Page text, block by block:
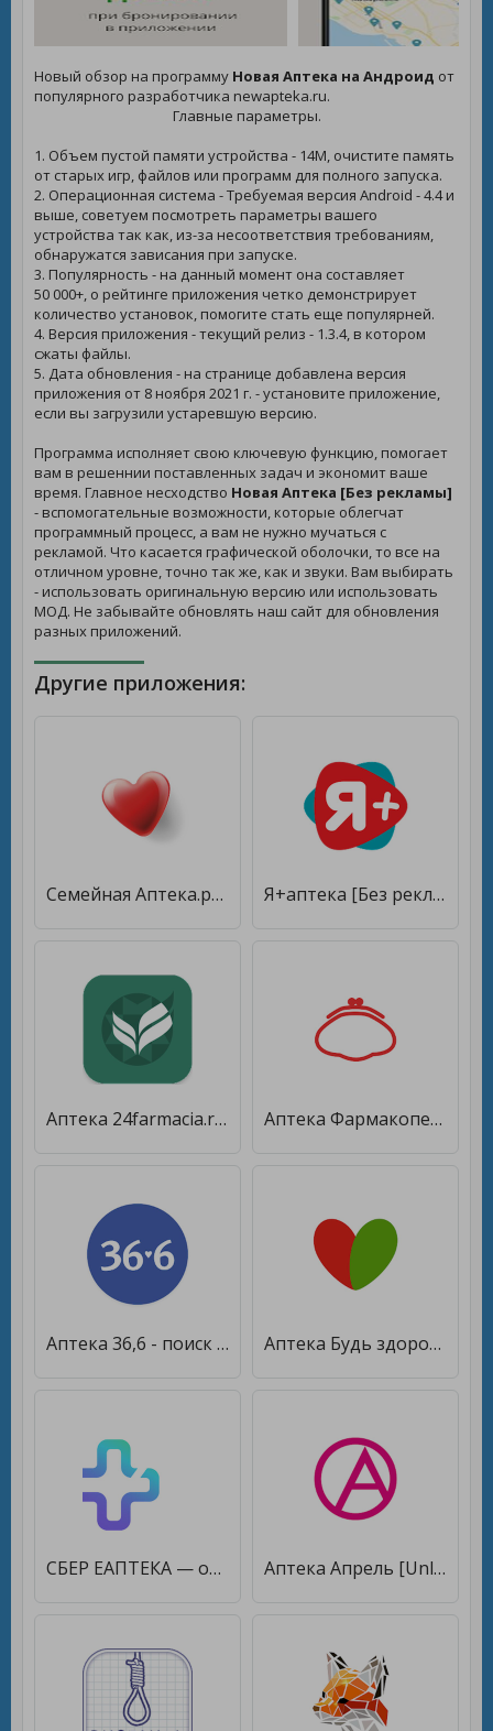
Новый обзор на программу Новая Аптека на Андроид от
популярного разработчика newapteka.ru.
Главные параметры.
1. Объем пустой памяти устройства - 14M, очистите память
от старых игр, файлов или программ для полного запуска.
2. Операционная система - Требуемая версия Android - 4.4 и
выше, советуем посмотреть параметры вашего
устройства так как, из-за несоответствия требованиям,
обнаружатся зависания при запуске.
3. Популярность - на данный момент она составляет
50 000+, о рейтинге приложения четко демонстрирует
количество установок, помогите стать еще популярней.
4. Версия приложения - текущий релиз - 1.3.4, в котором
сжаты файлы.
5. Дата обновления - на странице добавлена версия
приложения от 8 ноября 2021 г. - установите приложение,
если вы загрузили устаревшую версию.
Программа исполняет свою ключевую функцию, помогает
вам в решеннии поставленных задач и экономит ваше
время. Главное несходство Новая Аптека [Без рекламы]
- вспомогательные возможности, которые облегчат
программный процесс, а вам не нужно мучаться с
рекламой. Что касается графической оболочки, то все на
отличном уровне, точно так же, как и звуки. Вам выбирать
- использовать оригинальную версию или использовать
МОД. Не забывайте обновлять наш сайт для обновления
разных приложений.
Другие приложения:
Семейная Аптека.рф [Unlocked] Я+аптека [Без рекламы]
Аптека 24farmacia.ru [Unlocked] Аптека Фармакопейка [Premium]
Аптека 36,6 - поиск и заказ лекарств онлайн [Без рекламы] Аптека Будь здоров! [Полная версия]
СБЕР ЕАПТЕКА — онлайн аптека [Без рекламы] Аптека Апрель [Unlocked]